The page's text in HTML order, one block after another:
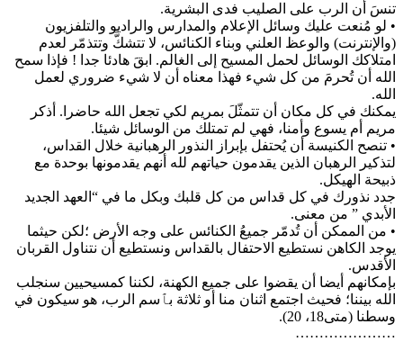
تنسَ أن الرب على الصليب فدى البشرية.
• لو مُنعت عليك وسائل الإعلام والمدارس والراديو والتلفزيون
(والإنترنت) والوعظ العلني وبناء الكنائس، لا تتشكَّ وتتذمّر لعدم
امتلاكك الوسائل لحمل المسيح إلى الغالم. ابقَ هادئا جدا ! فإذا سمح
الله أن تُحرمَ من كل شيء فهذا معناه أن لا شيء ضروري لعمل
الله.
يمكنك في كل مكان أن تتمثّلَ بمريم لكي تجعل الله حاضرا. أذكر
مريم أم يسوع وأمنا، فهي لم تمتلك من الوسائل شيئا.
• تنصح الكنيسة أن يُحتفل بإبراز النذور الرهبانية خلال القداس،
لتذكير الرهبان الذين يقدمون حياتهم لله أنهم يقدمونها بوحدة مع
ذبيحة الهيكل.
جدد نذورك في كل قداس من كل قلبك وبكل ما في “العهد الجديد
الأبدي ” من معنى.
• من الممكن أن تُدمّر جميعُ الكنائس على وجه الأرض ؛لكن حيثما
يوجد الكاهن نستطيع الاحتفال بالقداس ونستطيع أن نتناول القربان
الأقدس.
بإمكانهم أيضا أن يقضوا على جميع الكهنة، لكننا كمسيحيين سنجلب
الله بيننا؛ فحيث اجتمع اثنان منا أو ثلاثة بٱسم الرب، هو سيكون في
وسطنا (متى18، 20).
…………………